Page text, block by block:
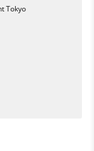
Tokyo